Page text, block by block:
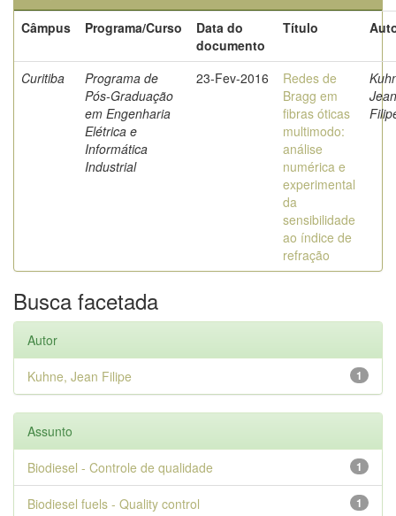
Câmpus
Programa/Curso
Data do
documento
Título
Curitiba
Programa de
Pós-Graduação
em Engenharia
Elétrica e
Informática
Industrial
23-Fev-2016
Redes de
Bragg em
fibras óticas
multimodo:
análise
numérica e
experimental
da
sensibilidade
ao índice de
refração
Jean
Busca facetada
Autor
1
Kuhne, Jean Filipe
Assunto
1
Biodiesel - Controle de qualidade
1
Biodiesel fuels - Quality control